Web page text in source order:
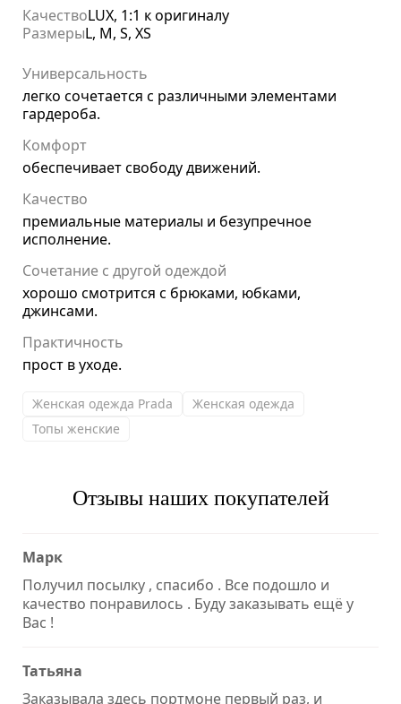
КачествоLUX, 1:1 к оригиналу
РазмерыL, M, S, XS
Универсальность
легко сочетается с различными элементами
гардероба.
Комфорт
обеспечивает свободу движений.
Качество
премиальные материалы и безупречное
исполнение.
Сочетание с другой одеждой
хорошо смотрится с брюками, юбками,
джинсами.
Практичность
прост в уходе.
Женская одежда Prada
Женская одежда
Топы женские
Отзывы наших покупателей
Марк
Получил посылку , спасибо . Все подошло и
качество понравилось . Буду заказывать ещё у
Вас !
Татьяна
Заказывала здесь портмоне первый раз, и